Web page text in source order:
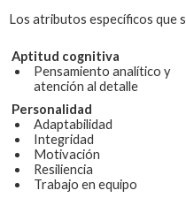
Los atributos específicos que
Aptitud cognitiva
Pensamiento analítico y
atención al detalle
Personalidad
Adaptabilidad
Integridad
Motivación
Resiliencia
Trabajo en equipo